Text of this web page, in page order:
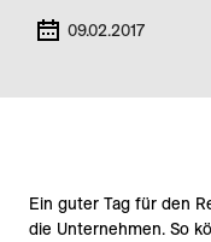
09.02.2017
Ein guter Tag für den
die Unternehmen. So